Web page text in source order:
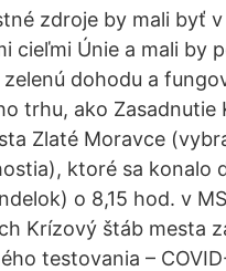
zdroje by mali byť v
cieľmi Únie a mali by
zelenú dohodu a
trhu, ako Zasadnutie
Zlaté Moravce
ktoré sa konalo
o 8,15 hod. v
Krízový štáb mesta
testovania –